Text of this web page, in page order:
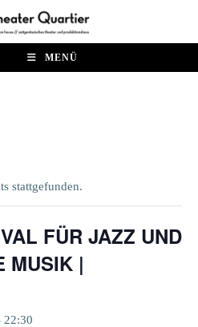
MENÜ
stattgefunden.
FÜR JAZZ UND
MUSIK |
22:30